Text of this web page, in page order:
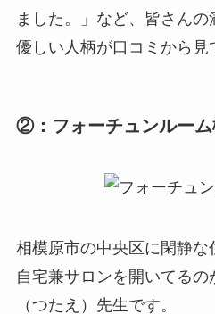
ました。」など、皆さん
優しい人柄が口コミから見
②：フォーチュンルーム
相模原市の中央区に閑静
自宅兼サロンを開いてる
（つたえ）先生です。